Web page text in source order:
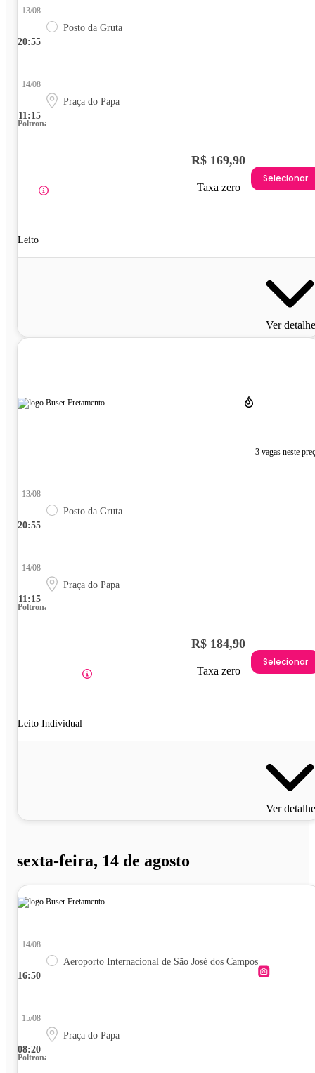
20:55
13/08
Posto da Gruta
11:15
14/08
Praça do Papa
Poltrona
Leito
R$ 169,90
Taxa zero
Selecionar
Ver
3 vagas neste
20:55
13/08
Posto da Gruta
11:15
14/08
Praça do Papa
Poltrona
Leito Individual
R$ 184,90
Taxa zero
Selecionar
Ver
sexta-feira, 14 de agosto
16:50
14/08
Aeroporto Internacional de São José dos Campos
08:20
15/08
Praça do Papa
Poltrona